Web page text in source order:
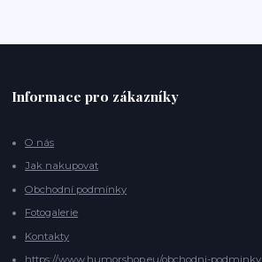
Informace pro zákazníky
O nás
Jak nakupovat
Obchodní podmínky
Fotogalerie
Kontakty
https://www.humorshop.eu/obchodni-podminky